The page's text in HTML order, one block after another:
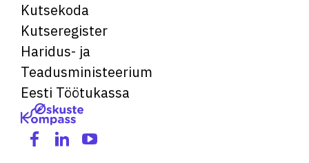
Kutsekoda
Kutseregister
Haridus- ja
Teadusministeerium
Eesti Töötukassa